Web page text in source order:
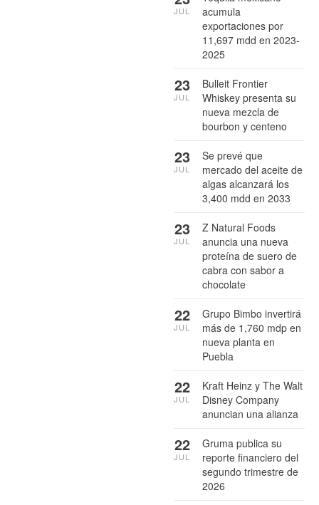
acumula
exportaciones por
11,697 mdd en 2023-
2025
JUL
Bulleit Frontier
Whiskey presenta su
nueva mezcla de
bourbon y centeno
23
JUL
Se prevé que
mercado del aceite de
algas alcanzará los
3,400 mdd en 2033
23
JUL
Z Natural Foods
anuncia una nueva
proteína de suero de
cabra con sabor a
chocolate
23
JUL
Grupo Bimbo invertirá
más de 1,760 mdp en
nueva planta en
Puebla
22
JUL
Kraft Heinz y The Walt
Disney Company
anuncian una alianza
22
JUL
Gruma publica su
reporte financiero del
segundo trimestre de
2026
22
JUL